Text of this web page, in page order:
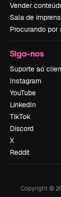
Vender
Sala de
Procurando por
Siga-nos
Suporte ao
Instagram
YouTube
LinkedIn
TikTok
Discord
X
Reddit
Copyright ©